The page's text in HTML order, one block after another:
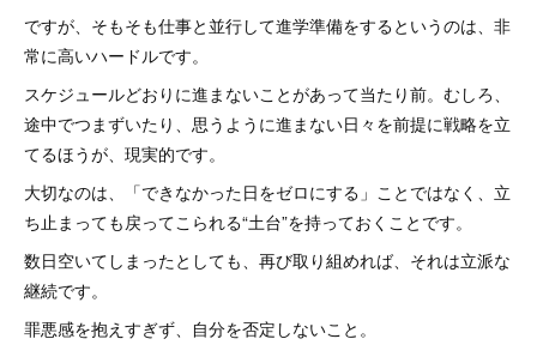
ですが、そもそも仕事と並行して進学準備をするというのは、非
常に高いハードルです。
スケジュールどおりに進まないことがあって当たり前。むしろ、
途中でつまずいたり、思うように進まない日々を前提に戦略を立
てるほうが、現実的です。
大切なのは、「できなかった日をゼロにする」ことではなく、立
ち止まっても戻ってこられる“土台”を持っておくことです。
数日空いてしまったとしても、再び取り組めれば、それは立派な
継続です。
罪悪感を抱えすぎず、自分を否定しないこと。